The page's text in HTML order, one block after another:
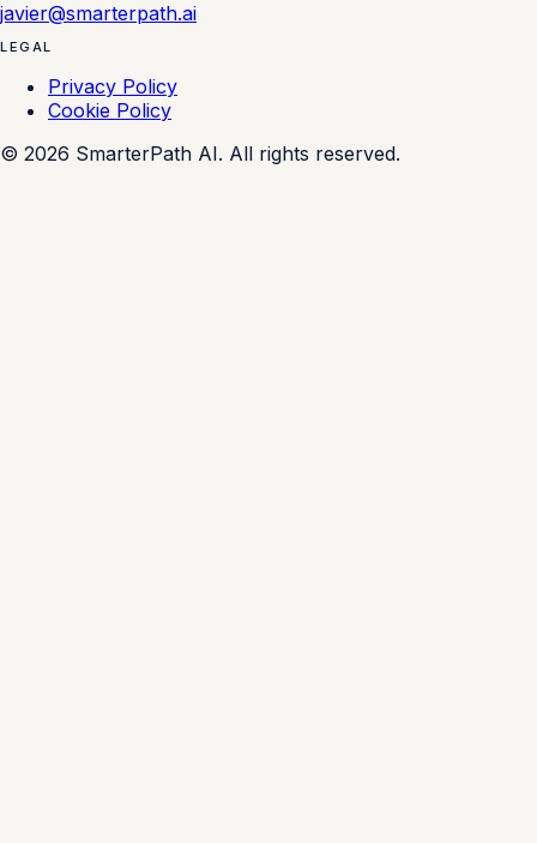
javier@smarterpath.ai
LEGAL
Privacy Policy
Cookie Policy
© 2026 SmarterPath AI. All rights reserved.